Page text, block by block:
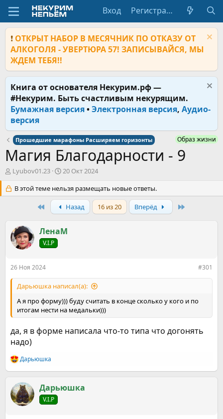
Вход Регистрация
❗ ОТКРЫТ НАБОР В МЕСЯЧНИК ПО ОТКАЗУ ОТ
АЛКОГОЛЯ - УВЕРТЮРА 57! ЗАПИСЫВАЙСЯ, МЫ
ЖДЕМ ТЕБЯ!!
Книга от основателя Некурим.рф —
#Некурим. Быть счастливым некурящим.
Бумажная версия•Электронная версия, Аудио-
версия
Прошедшие марафоны Расширяем горизонты Образ жизни
Магия Благодарности - 9
А
о
м
ы
Lyubov01.23
Д
т
а
а
а
20 Окт 2024
В этой теме нельзя размещать новые ответы.
Назад 16 из 20 Вперёд
ЛенаМ
V.I.P
26 Ноя 2024 #301
Дарьюшка написал(а):
А я про форму))) буду считать в конце сколько у кого и по
итогам нести на медальки)))
да, я в форме написала что-то типа что догонять
надо)
Р
е
к
ц
и
Дарьюшка
Дарьюшка
V.I.P